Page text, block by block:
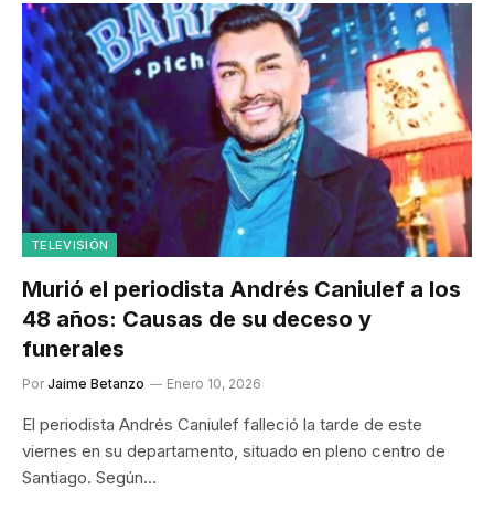
TELEVISIÓN
Murió el periodista Andrés Caniulef a los
48 años: Causas de su deceso y
funerales
Por Jaime Betanzo Enero 10, 2026
El periodista Andrés Caniulef falleció la tarde de este
viernes en su departamento, situado en pleno centro de
Santiago. Según…